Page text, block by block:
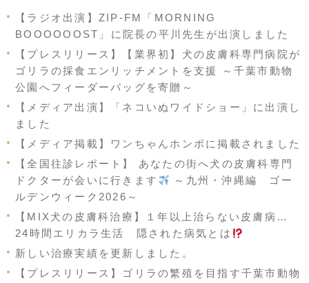
【ラジオ出演】ZIP-FM「MORNING
BOOOOOOST」に院長の平川先生が出演しました
【プレスリリース】【業界初】犬の皮膚科専門病院が
ゴリラの採食エンリッチメントを支援 ～千葉市動物
公園へフィーダーバッグを寄贈～
【メディア出演】「ネコいぬワイドショー」に出演し
ました
【メディア掲載】ワンちゃんホンポに掲載されました
【全国往診レポート】 あなたの街へ犬の皮膚科専門
ドクターが会いに行きます
～九州・沖縄編 ゴー
ルデンウィーク2026～
【MIX犬の皮膚科治療】１年以上治らない皮膚病…
24時間エリカラ生活 隠された病気とは
新しい治療実績を更新しました。
【プレスリリース】ゴリラの繁殖を目指す千葉市動物